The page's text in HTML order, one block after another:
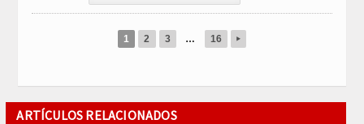
1 2 3 … 16 ▸
ARTÍCULOS RELACIONADOS